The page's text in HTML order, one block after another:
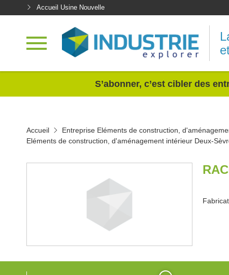
Accueil Usine Nouvelle
S’abonner, c’est cibler des
Accueil Entreprise Eléments de construction,
Eléments de construction, d'aménagement intérieur Deux-